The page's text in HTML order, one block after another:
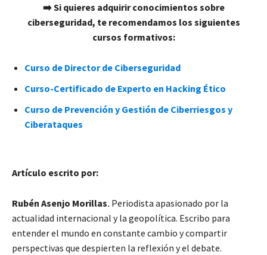
➡️ Si quieres adquirir conocimientos sobre
ciberseguridad, te recomendamos los siguientes
cursos formativos:
Curso de Director de Ciberseguridad
Curso-Certificado de Experto en Hacking Ético
Curso de Prevención y Gestión de Ciberriesgos y
Ciberataques
Artículo escrito por:
Rubén Asenjo Morillas. Periodista apasionado por la
actualidad internacional y la geopolítica. Escribo para
entender el mundo en constante cambio y compartir
perspectivas que despierten la reflexión y el debate.